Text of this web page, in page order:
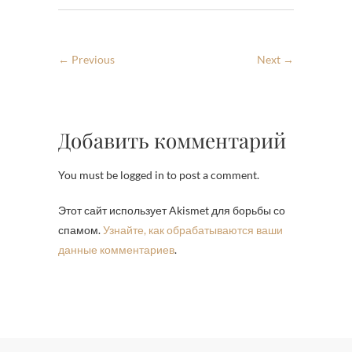
← Previous Next →
Добавить комментарий
You must be logged in to post a comment.
Этот сайт использует Akismet для борьбы со
спамом.Узнайте, как обрабатываются ваши
данные комментариев.